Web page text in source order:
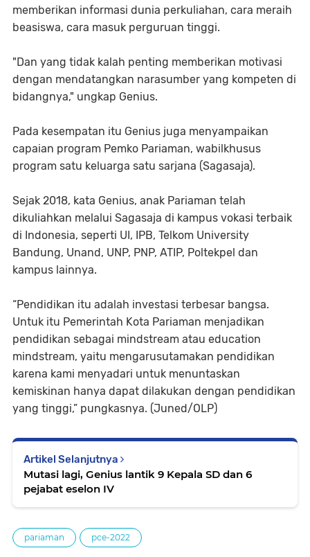
memberikan informasi dunia perkuliahan, cara meraih
beasiswa, cara masuk perguruan tinggi.
"Dan yang tidak kalah penting memberikan motivasi
dengan mendatangkan narasumber yang kompeten di
bidangnya," ungkap Genius.
Pada kesempatan itu Genius juga menyampaikan
capaian program Pemko Pariaman, wabilkhusus
program satu keluarga satu sarjana (Sagasaja).
Sejak 2018, kata Genius, anak Pariaman telah
dikuliahkan melalui Sagasaja di kampus vokasi terbaik
di Indonesia, seperti UI, IPB, Telkom University
Bandung, Unand, UNP, PNP, ATIP, Poltekpel dan
kampus lainnya.
“Pendidikan itu adalah investasi terbesar bangsa.
Untuk itu Pemerintah Kota Pariaman menjadikan
pendidikan sebagai mindstream atau education
mindstream, yaitu mengarusutamakan pendidikan
karena kami menyadari untuk menuntaskan
kemiskinan hanya dapat dilakukan dengan pendidikan
yang tinggi,” pungkasnya. (Juned/OLP)
Artikel Selanjutnya
Mutasi lagi, Genius lantik 9 Kepala SD dan 6
pejabat eselon IV
pariaman pce-2022